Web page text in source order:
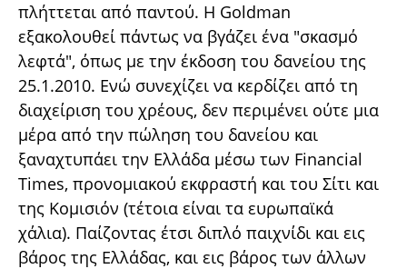
πλήττεται από παντού. H Goldman
εξακολουθεί πάντως να βγάζει ένα "σκασμό
λεφτά", όπως με την έκδοση του δανείου της
25.1.2010. Ενώ συνεχίζει να κερδίζει από τη
διαχείριση του χρέους, δεν περιμένει ούτε μια
μέρα από την πώληση του δανείου και
ξαναχτυπάει την Ελλάδα μέσω των Financial
Times, προνομιακού εκφραστή και του Σίτι και
της Κομισιόν (τέτοια είναι τα ευρωπαϊκά
χάλια). Παίζοντας έτσι διπλό παιχνίδι και εις
βάρος της Ελλάδας, και εις βάρος των άλλων